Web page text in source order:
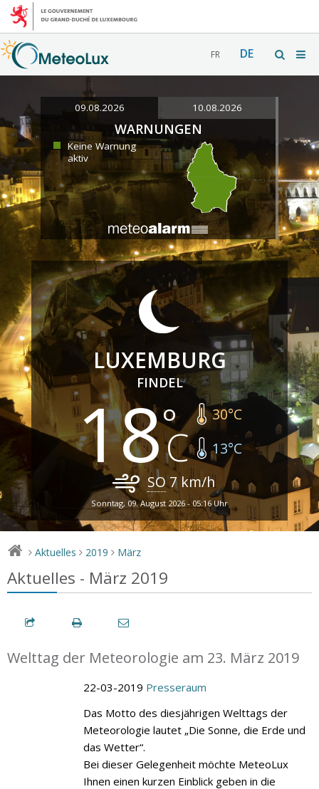
FR DE
09.08.2026 10.08.2026
WARNUNGEN
Keine Warnung
aktiv
LUXEMBURG
FINDEL
18 30°C
13°C
SO7 km/h
Sonntag, 09. August 2026 - 05:16 Uhr
> Aktuelles > 2019 > März
Aktuelles - März 2019
Welttag der Meteorologie am 23. März 2019
22-03-2019 Presseraum
Das Motto des diesjährigen Welttags der
Meteorologie lautet „Die Sonne, die Erde und
das Wetter“.
Bei dieser Gelegenheit möchte MeteoLux
Ihnen einen kurzen Einblick geben in die